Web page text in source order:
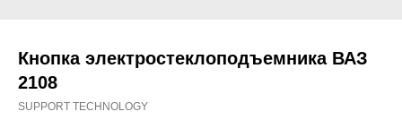
Кнопка электростеклоподъемника ВАЗ
2108
SUPPORT TECHNOLOGY